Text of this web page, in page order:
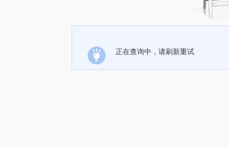
正在查询中，请刷新重试